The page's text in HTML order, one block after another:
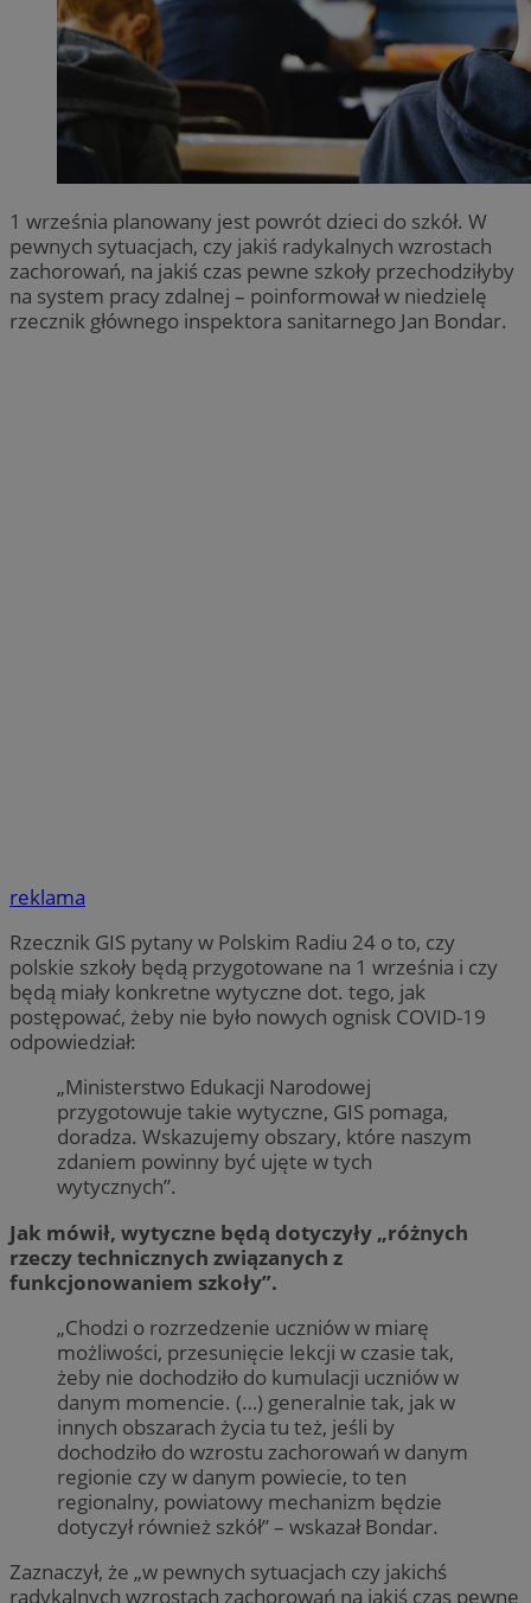
1 września planowany jest powrót dzieci do szkół. W
pewnych sytuacjach, czy jakiś radykalnych wzrostach
zachorowań, na jakiś czas pewne szkoły przechodziłyby
na system pracy zdalnej – poinformował w niedzielę
rzecznik głównego inspektora sanitarnego Jan Bondar.
reklama
Rzecznik GIS pytany w Polskim Radiu 24 o to, czy
polskie szkoły będą przygotowane na 1 września i czy
będą miały konkretne wytyczne dot. tego, jak
postępować, żeby nie było nowych ognisk COVID-19
odpowiedział:
„Ministerstwo Edukacji Narodowej
przygotowuje takie wytyczne, GIS pomaga,
doradza. Wskazujemy obszary, które naszym
zdaniem powinny być ujęte w tych
wytycznych”.
Jak mówił, wytyczne będą dotyczyły „różnych
rzeczy technicznych związanych z
funkcjonowaniem szkoły”.
„Chodzi o rozrzedzenie uczniów w miarę
możliwości, przesunięcie lekcji w czasie tak,
żeby nie dochodziło do kumulacji uczniów w
danym momencie. (…) generalnie tak, jak w
innych obszarach życia tu też, jeśli by
dochodziło do wzrostu zachorowań w danym
regionie czy w danym powiecie, to ten
regionalny, powiatowy mechanizm będzie
dotyczył również szkół” – wskazał Bondar.
Zaznaczył, że „w pewnych sytuacjach czy jakichś
radykalnych wzrostach zachorowań na jakiś czas pewne